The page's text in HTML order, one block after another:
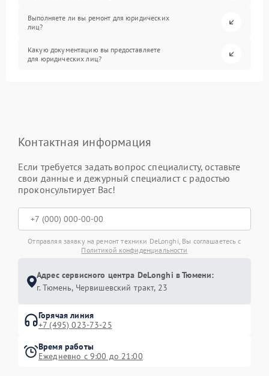
Выполняете ли вы ремонт для юридических
лиц?
Какую документацию вы предоставляете
для юридических лиц?
Контактная информация
Если требуется задать вопрос специалисту, оставьте
свои данные и дежурный специалист с радостью
проконсультирует Вас!
Отправляя заявку на ремонт техники DeLonghi, Вы соглашаетесь с
Политикой конфиденциальности
Адрес сервисного центра DeLonghi в Тюмени:
г. Тюмень, ​Червишевский тракт, 23
Горячая линия
+7 (495) 023-73-25
Время работы
Ежедневно с 9:00 до 21:00